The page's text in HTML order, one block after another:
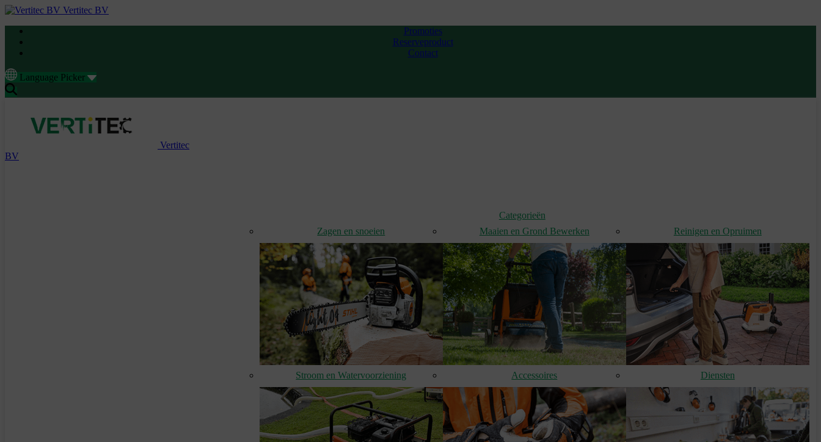
Vertitec BV
Promoties
Reserveproduct
Contact
Language Picker
Vertitec
BV
Categorieën
Zagen en snoeien
Maaien en Grond Bewerken Reinigen en Opruimen
Stroom en Watervoorziening Accessoires Diensten